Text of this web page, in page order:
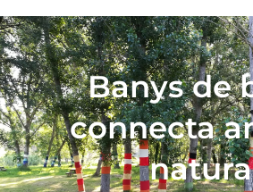
Skip to content
Cultura
Gastronomia
Planifica
Banys de
connecta
natura